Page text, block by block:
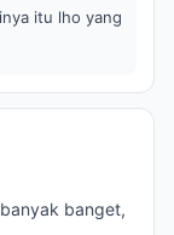
itu lho yang
banget,